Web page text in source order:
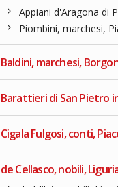
Appiani d'Aragona di
Piombini, marchesi,
Baldini, marchesi,
Barattieri di San Pietro
Cigala Fulgosi, conti,
de Cellasco, nobili,